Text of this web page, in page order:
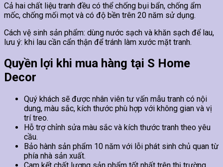
Cả hai chất liệu tranh đều có thể chống bụi bẩn, chống ẩm
mốc, chống mối mọt và có độ bền trên 20 năm sử dụng.
Cách vệ sinh sản phẩm: dùng nước sạch và khăn sạch để lau,
lưu ý: khi lau cần cẩn thận để tránh làm xước mặt tranh.
Quyền lợi khi mua hàng tại S Home
Decor
Quý khách sẽ được nhân viên tư vấn mẫu tranh có nội
dung, màu sắc, kích thước phù hợp với không gian và vị
trí treo.
Hỗ trợ chỉnh sửa màu sắc và kích thước tranh theo yêu
cầu.
Bảo hành sản phẩm 10 năm với lỗi phát sinh chủ quan từ
phía nhà sản xuất.